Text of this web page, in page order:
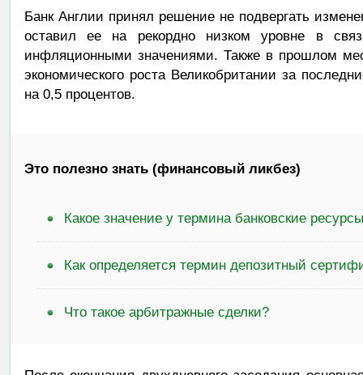
Банк Англии принял решение не подвергать
оставил ее на рекордно низком уровне в
инфляционными значениями. Также в прошлом
экономического роста Великобритании за
на 0,5 процентов.
Это полезно знать (финансовый ликбез)
Какое значение у термина банковские
Как определяется термин депозитный
Что такое арбитражные сделки?